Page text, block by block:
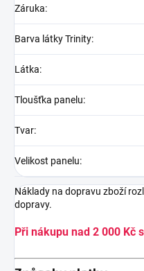
Záruka:
Barva látky Trinity:
Látka:
Tloušťka panelu:
Tvar:
Velikost panelu:
Náklady na dopravu zboží
dopravy.
Při nákupu nad 2 000 Kč